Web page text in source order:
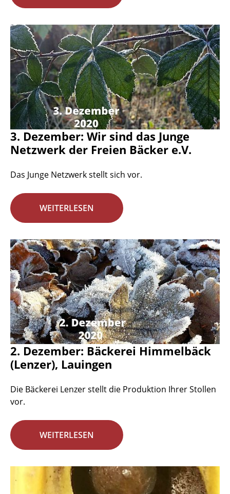
3. Dezember: Wir sind das Junge
Netzwerk der Freien Bäcker e.V.
Das Junge Netzwerk stellt sich vor.
WEITERLESEN
2. Dezember: Bäckerei Himmelbäck
(Lenzer), Lauingen
Die Bäckerei Lenzer stellt die Produktion Ihrer Stollen
vor.
WEITERLESEN